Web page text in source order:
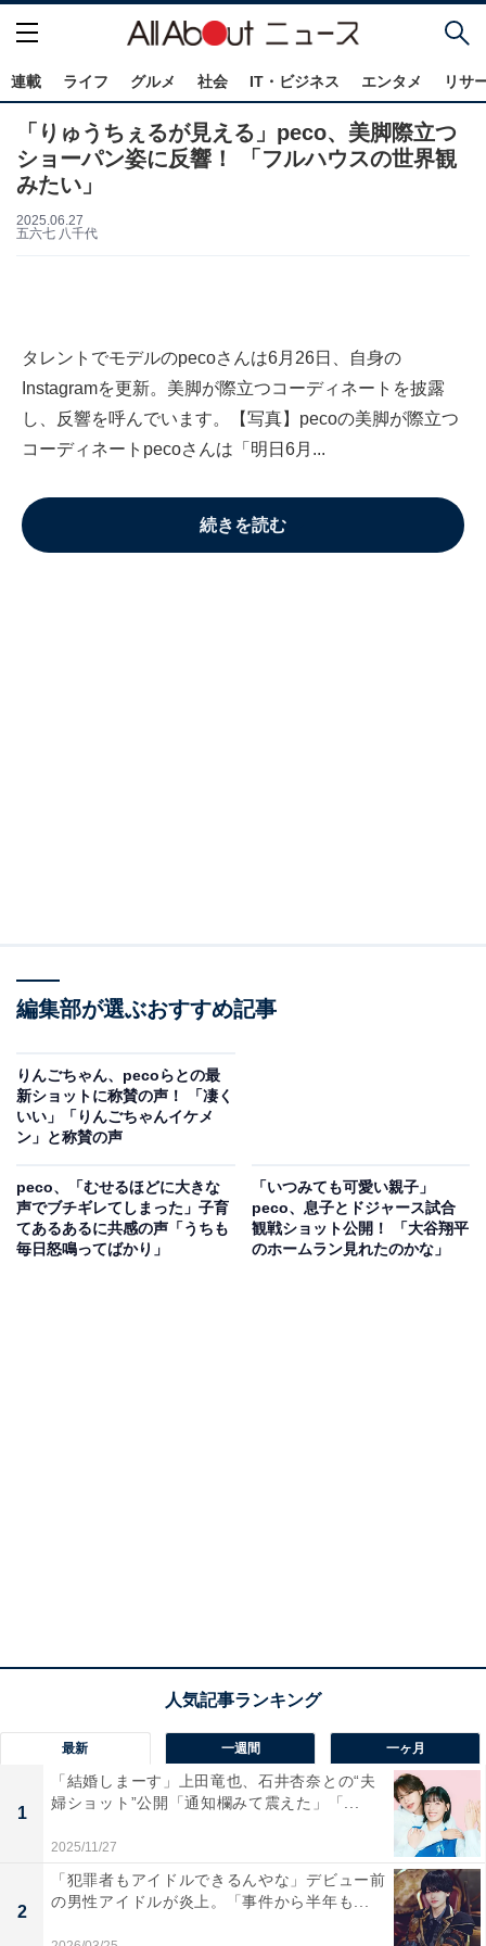
連載 ライフ グルメ 社会 IT・ビジネス エンタメ リサ
「りゅうちぇるが見える」peco、美脚際立つ
ショーパン姿に反響！ 「フルハウスの世界観
みたい」
2025.06.27
五六七 八千代
タレントでモデルのpecoさんは6月26日、自身の
Instagramを更新。美脚が際立つコーディネートを披露
し、反響を呼んでいます。【写真】pecoの美脚が際立つ
コーディネートpecoさんは「明日6月...
続きを読む
編集部が選ぶおすすめ記事
りんごちゃん、pecoらとの最
新ショットに称賛の声！ 「凄く
いい」「りんごちゃんイケメ
ン」と称賛の声
peco、「むせるほどに大きな
声でブチギレてしまった」子育
てあるあるに共感の声「うちも
毎日怒鳴ってばかり」
「いつみても可愛い親子」
peco、息子とドジャース試合
観戦ショット公開！ 「大谷翔平
のホームラン見れたのかな」
最新 一週間 一ヶ月
1
「結婚しまーす」上田竜也、石井杏奈との“夫
婦ショット”公開「通知欄みて震えた」「...
2025/11/27
2
「犯罪者もアイドルできるんやな」デビュー前
の男性アイドルが炎上。「事件から半年も...